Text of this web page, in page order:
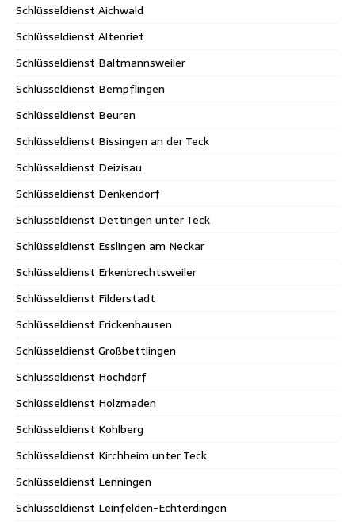
Schlüsseldienst Aichwald
Schlüsseldienst Altenriet
Schlüsseldienst Baltmannsweiler
Schlüsseldienst Bempflingen
Schlüsseldienst Beuren
Schlüsseldienst Bissingen an der Teck
Schlüsseldienst Deizisau
Schlüsseldienst Denkendorf
Schlüsseldienst Dettingen unter Teck
Schlüsseldienst Esslingen am Neckar
Schlüsseldienst Erkenbrechtsweiler
Schlüsseldienst Filderstadt
Schlüsseldienst Frickenhausen
Schlüsseldienst Großbettlingen
Schlüsseldienst Hochdorf
Schlüsseldienst Holzmaden
Schlüsseldienst Kohlberg
Schlüsseldienst Kirchheim unter Teck
Schlüsseldienst Lenningen
Schlüsseldienst Leinfelden-Echterdingen